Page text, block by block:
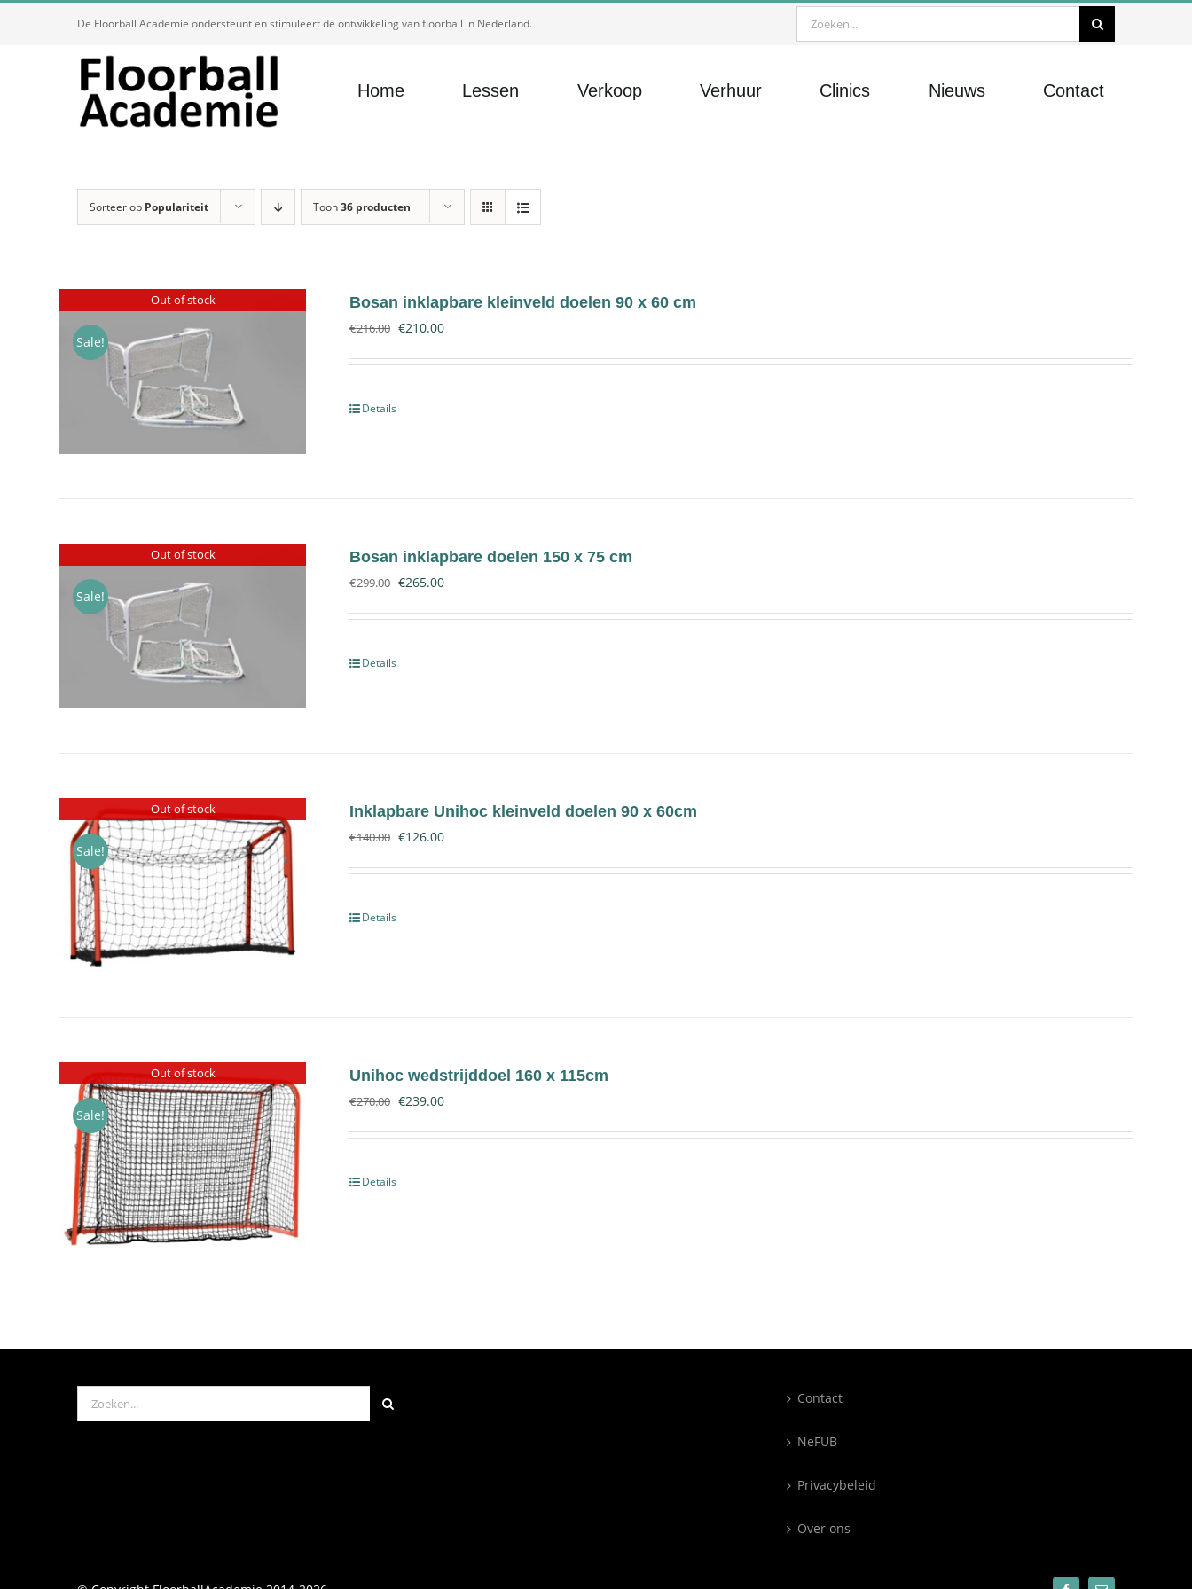
De Floorball Academie ondersteunt en stimuleert de ontwikkeling van floorball in Nederland.
Zoeken
naar:
Home Lessen Verkoop Verhuur Clinics Nieuws Contact
Sorteer op Populariteit Toon36 producten
Out of stock
Sale!
Bosan inklapbare kleinveld doelen 90 x 60 cm
€216.00 €210.00
Details
Out of stock
Sale!
Bosan inklapbare doelen 150 x 75 cm
€299.00 €265.00
Details
Out of stock
Sale!
Inklapbare Unihoc kleinveld doelen 90 x 60cm
€140.00 €126.00
Details
Out of stock
Sale!
Unihoc wedstrijddoel 160 x 115cm
€270.00 €239.00
Details
Zoeken
naar:
Contact
NeFUB
Privacybeleid
Over ons